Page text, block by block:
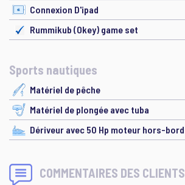
Connexion D'ipad
Rummikub (Okey) game set
Sports nautiques
Matériel de pêche
Matériel de plongée avec tuba
Dériveur avec 50 Hp moteur hors-bord
COMMENTAIRES DES CLIENTS